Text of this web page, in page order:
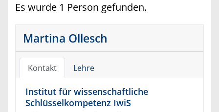
Es wurde 1 Person gefunden.
Martina Ollesch
Kontakt Lehre
Institut für wissenschaftliche
Schlüsselkompetenz IwiS